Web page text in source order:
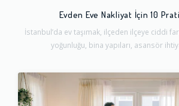
Evden Eve Nakliyat İçin 10
İstanbul’da ev taşımak, ilçeden ilçeye ciddi
yoğunluğu, bina yapıları, asansör